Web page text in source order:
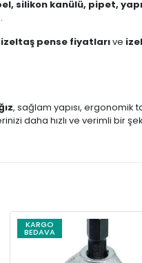
silikon kanülü, pipet,
izeltaş pense fiyatlarıve
, sağlam yapısı, ergonomik
daha hızlı ve verimli bir
KARGO
BEDAVA